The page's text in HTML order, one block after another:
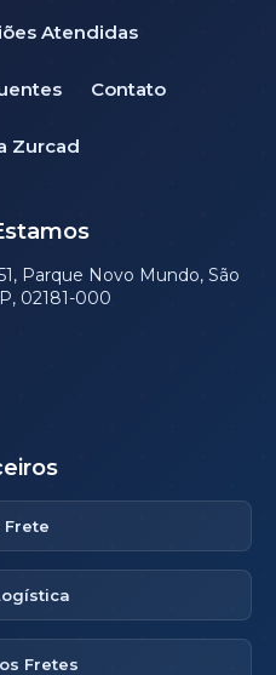
Atendidas
Contato
Zurcad
Parque Novo Mundo, São
02181-000
Frete
Fretes